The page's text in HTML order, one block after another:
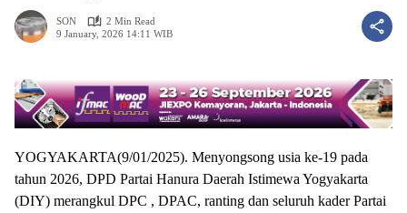
SON
2 Min Read
9 January, 2026 14:11 WIB
YOGYAKARTA(9/01/2025). Menyongsong usia ke-19 pada
tahun 2026, DPD Partai Hanura Daerah Istimewa Yogyakarta
(DIY) merangkul DPC , DPAC, ranting dan seluruh kader Partai